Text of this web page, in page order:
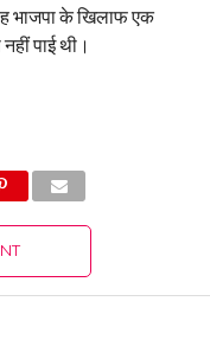
भाजपा के खिलाफ एक
पाई थी।